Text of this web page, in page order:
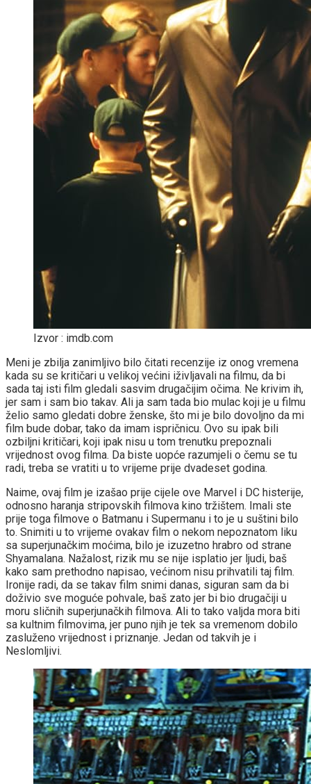
Izvor : imdb.com
Meni je zbilja zanimljivo bilo čitati recenzije iz onog vremena
kada su se kritičari u velikoj većini iživljavali na filmu, da bi
sada taj isti film gledali sasvim drugačijim očima. Ne krivim ih,
jer sam i sam bio takav. Ali ja sam tada bio mulac koji je u filmu
želio samo gledati dobre ženske, što mi je bilo dovoljno da mi
film bude dobar, tako da imam ispričnicu. Ovo su ipak bili
ozbiljni kritičari, koji ipak nisu u tom trenutku prepoznali
vrijednost ovog filma. Da biste uopće razumjeli o čemu se tu
radi, treba se vratiti u to vrijeme prije dvadeset godina.
Naime, ovaj film je izašao prije cijele ove Marvel i DC histerije,
odnosno haranja stripovskih filmova kino tržištem. Imali ste
prije toga filmove o Batmanu i Supermanu i to je u suštini bilo
to. Snimiti u to vrijeme ovakav film o nekom nepoznatom liku
sa superjunačkim moćima, bilo je izuzetno hrabro od strane
Shyamalana. Nažalost, rizik mu se nije isplatio jer ljudi, baš
kako sam prethodno napisao, većinom nisu prihvatili taj film.
Ironije radi, da se takav film snimi danas, siguran sam da bi
doživio sve moguće pohvale, baš zato jer bi bio drugačiji u
moru sličnih superjunačkih filmova. Ali to tako valjda mora biti
sa kultnim filmovima, jer puno njih je tek sa vremenom dobilo
zasluženo vrijednost i priznanje. Jedan od takvih je i
Neslomljivi.